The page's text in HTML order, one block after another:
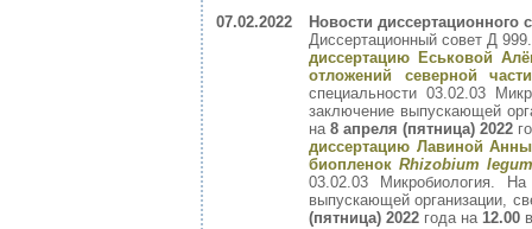
07.02.2022
Новости диссертационного
Диссертационный совет Д
диссертацию Еськовой
отложений северной
специальности 03.02.03
заключение выпускающей
на 8 апреля (пятница) 2022
диссертацию Лавиной
биопленок Rhizobium
03.02.03 Микробиология.
выпускающей организации,
(пятница) 2022 года на 12.00